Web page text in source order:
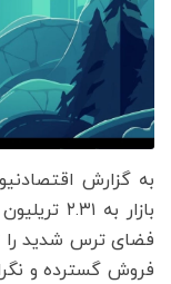
به گزارش
فضای ترس شدید را
فروش گسترده و